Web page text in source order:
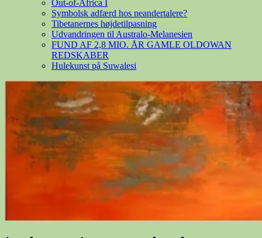
Out-of-Africa I
Symbolsk adfærd hos neandertalere?
Tibetanernes højdetilpasning
Udvandringen til Australo-Melanesien
FUND AF 2,8 MIO. ÅR GAMLE OLDOWAN
REDSKABER
Hulekunst på Suwalesi